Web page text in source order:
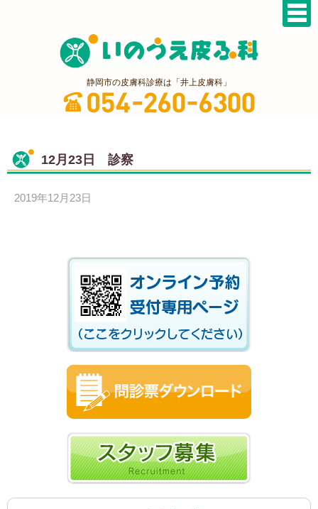
静岡市の皮膚科診療は「井上皮膚科」
12月23日 診察
2019年12月23日